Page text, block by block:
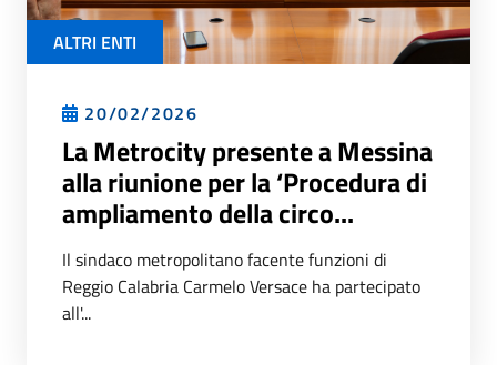
ALTRI ENTI
20/02/2026
La Metrocity presente a Messina
alla riunione per la ‘Procedura di
ampliamento della circo...
Il sindaco metropolitano facente funzioni di
Reggio Calabria Carmelo Versace ha partecipato
all'...